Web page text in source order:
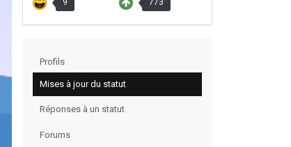
9 773
Profils
Mises à jour du statut
Réponses à un statut
Forums